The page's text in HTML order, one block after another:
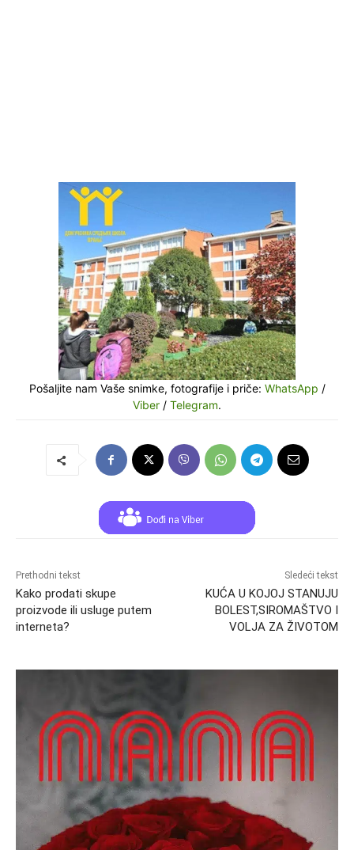
Pošaljite nam Vaše snimke, fotografije i priče: WhatsApp /
Viber / Telegram.
Prethodni tekst
Kako prodati skupe
proizvode ili usluge putem
interneta?
Sledeći tekst
KUĆA U KOJOJ STANUJU
BOLEST,SIROMAŠTVO I
VOLJA ZA ŽIVOTOM